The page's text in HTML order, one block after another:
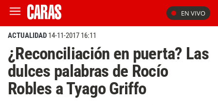
EN VIVO
ACTUALIDAD 14-11-2017 16:11
¿Reconciliación en puerta? Las
dulces palabras de Rocío
Robles a Tyago Griffo